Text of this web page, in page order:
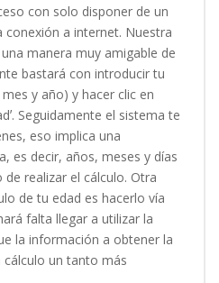
con solo disponer de un
conexión a internet. Nuestra
manera muy amigable de
bastará con introducir tu
y año) y hacer clic en
Seguidamente el sistema te
eso implica una
es decir, años, meses y días
realizar el cálculo. Otra
de tu edad es hacerlo vía
falta llegar a utilizar la
la información a obtener la
cálculo un tanto más